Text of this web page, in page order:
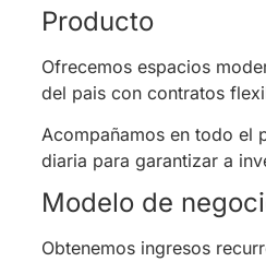
Producto
Ofrecemos espacios
del pais con contratos
Acompañamos en todo el
diaria para garantizar a
Modelo de
Obtenemos ingresos